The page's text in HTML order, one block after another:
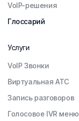
VoIP-решения
Глоссарий
Услуги
VoIP Звонки
Виртуальная АТС
Запись разговоров
Голосовое IVR меню